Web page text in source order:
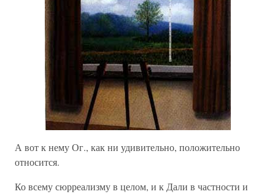
А вот к нему Ог., как ни удивительно, положительно
относится.
Ко всему сюрреализму в целом, и к Дали в частности и